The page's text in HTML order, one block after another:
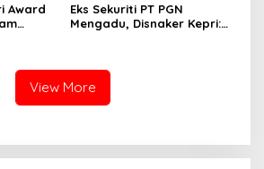
Award
Eks Sekuriti PT PGN
Mengadu, Disnaker Kepri:
View More